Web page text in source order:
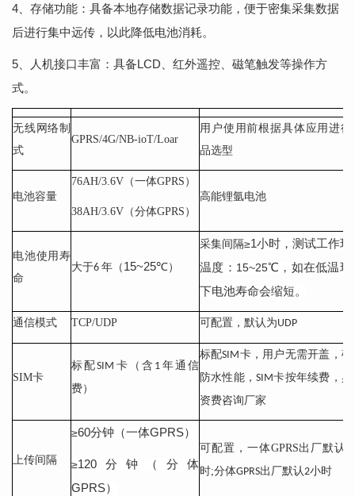
4、存储功能：具备本地存储数据记录功能，便于密集采集数据
后进行集中远传，以此降低电池消耗。
5、人机接口丰富：具备LCD、红外遥控、磁笔触发等操作方
式。
无线网络制
式
GPRS/4G/NB-ioT/Loar
用户使用前根据具体应用进行
品选型
电池容量
76AH/3.6V（一体GPRS）
38AH/3.6V（分体GPRS）
高能锂氩电池
电池使用寿
命
大于6 年（ 15~25℃）
采集间隔≥1小时，测试工作环
温度： 15~25℃，如在低温环
下电池寿命会缩短。
通信模式 TCP/UDP 可配置，默认为UDP
SIM卡
标配SIM 卡（含 1 年通信
费）
标配SIM卡，用户无需开盖，确
防水性能，SIM卡按年续费，具
资费咨询厂家
上传间隔
≥60分钟（一体GPRS）
≥120分钟（分体
GPRS）
可配置，一体GPRS出厂默认
时;分体GPRS出厂默认2小时